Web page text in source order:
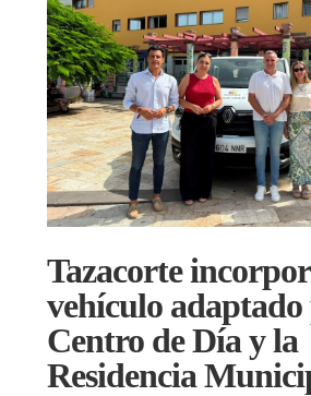
Tazacorte
vehículo adaptado
Centro de Día y la
Residencia